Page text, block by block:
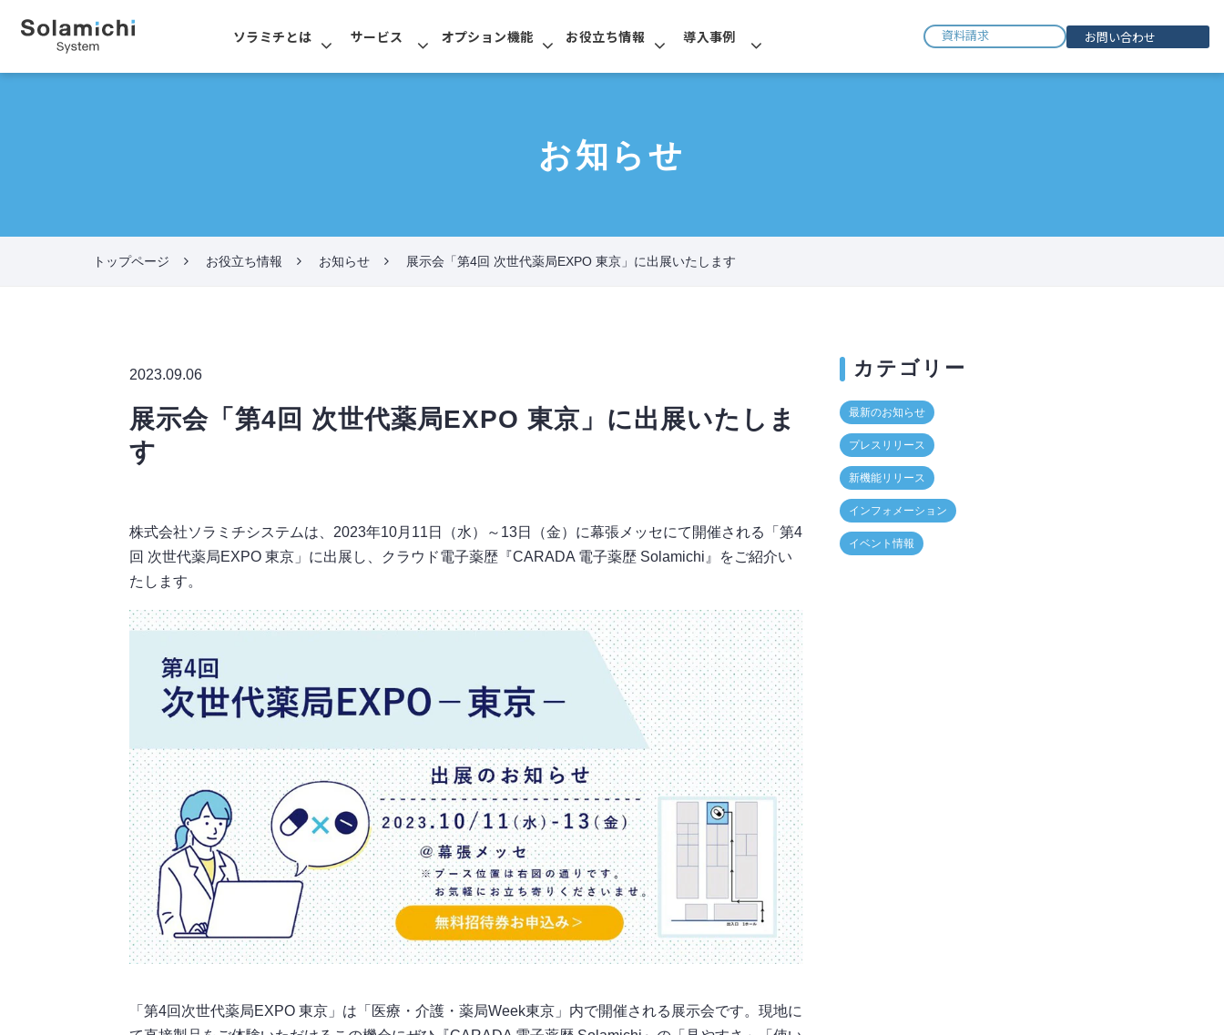
ソラミチとは サービス オプション機能 お役立ち情報 導入事例 資料請求 お問い合わせ
お知らせ
トップページ お役立ち情報 お知らせ 展示会「第4回 次世代薬局EXPO 東京」に出展いたします
2023.09.06
展示会「第4回 次世代薬局EXPO 東京」に出展いたしま
す
株式会社ソラミチシステムは、2023年10月11日（水）～13日（金）に幕張メッセにて開催される「第4
回 次世代薬局EXPO 東京」に出展し、クラウド電子薬歴『CARADA 電子薬歴 Solamichi』をご紹介い
たします。
「第4回次世代薬局EXPO 東京」は「医療・介護・薬局Week東京」内で開催される展示会です。現地に
カテゴリー
最新のお知らせ
プレスリリース
新機能リリース
インフォメーション
イベント情報